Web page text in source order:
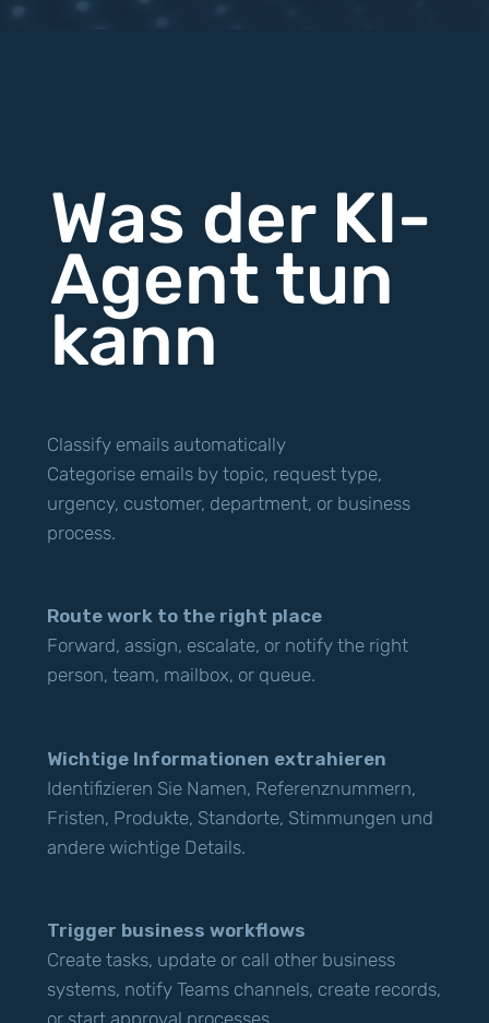
Was der KI-
Agent tun
kann
Classify emails automatically
Categorise emails by topic, request type,
urgency, customer, department, or business
process.
Route work to the right place
Forward, assign, escalate, or notify the right
person, team, mailbox, or queue.
Wichtige Informationen extrahieren
Identifizieren Sie Namen, Referenznummern,
Fristen, Produkte, Standorte, Stimmungen und
andere wichtige Details.
Trigger business workflows
Create tasks, update or call other business
systems, notify Teams channels, create records,
or start approval processes.